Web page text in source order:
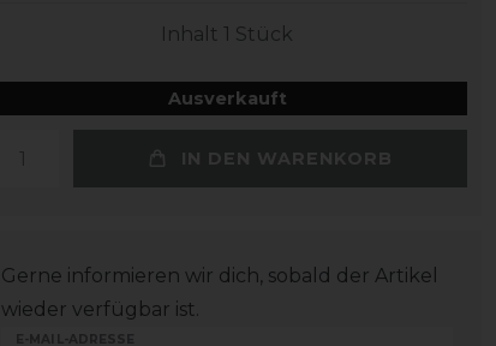
Inhalt 1 Stück
Ausverkauft
IN DEN WARENKORB
Gerne informieren wir dich, sobald der Artikel
wieder verfügbar ist.
E-MAIL-ADRESSE